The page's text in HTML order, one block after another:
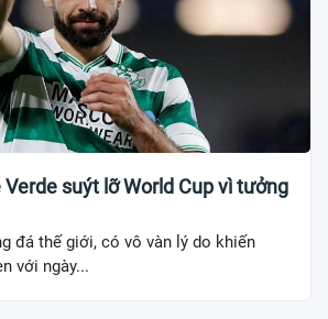
Verde suýt lỡ World Cup vì tưởng
đá thế giới, có vô vàn lý do khiến
với ngày...